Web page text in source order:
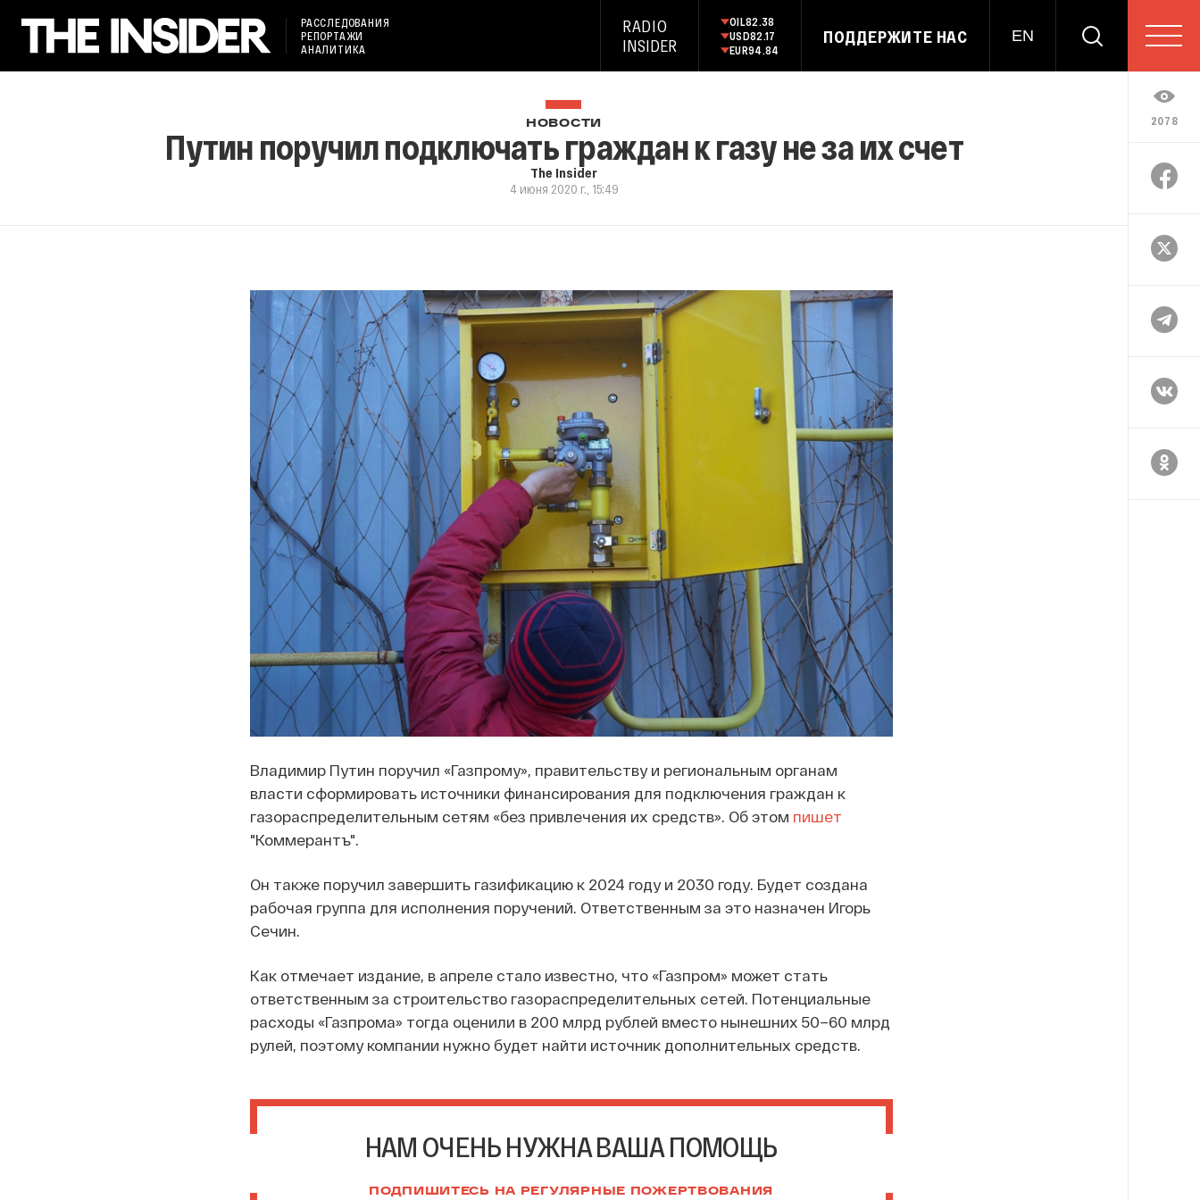
РАССЛЕДОВАНИЯ
РЕПОРТАЖИ
АНАЛИТИКА
RADIO
INSIDER
OIL82.38
USD82.17
EUR94.84
ПОДДЕРЖИТЕ НАС EN
2078
НОВОСТИ
Путин поручил подключать граждан к газу не за их счет
The Insider
4 июня 2020 г., 15:49
Владимир Путин поручил «Газпрому», правительству и региональным органам
власти сформировать источники финансирования для подключения граждан к
газораспределительным сетям «без привлечения их средств». Об этом пишет
"Коммерантъ".
Он также поручил завершить газификацию к 2024 году и 2030 году. Будет создана
рабочая группа для исполнения поручений. Ответственным за это назначен Игорь
Сечин.
Как отмечает издание, в апреле стало известно, что «Газпром» может стать
ответственным за строительство газораспределительных сетей. Потенциальные
расходы «Газпрома» тогда оценили в 200 млрд рублей вместо нынешних 50–60 млрд
рулей, поэтому компании нужно будет найти источник дополнительных средств.
НАМ ОЧЕНЬ НУЖНА ВАША ПОМОЩЬ
ПОДПИШИТЕСЬ НА РЕГУЛЯРНЫЕ ПОЖЕРТВОВАНИЯ